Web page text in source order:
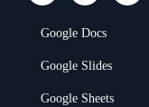
Google Docs
Google Slides
Google Sheets